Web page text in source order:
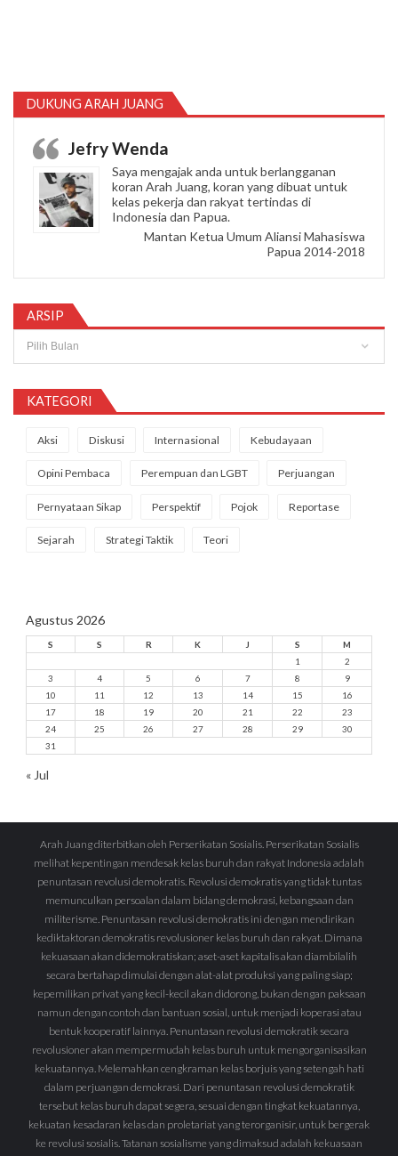
DUKUNG ARAH JUANG
Jefry Wenda
Saya mengajak anda untuk berlangganan
koran Arah Juang, koran yang dibuat untuk
kelas pekerja dan rakyat tertindas di
Indonesia dan Papua.
Mantan Ketua Umum Aliansi Mahasiswa
Papua 2014-2018
ARSIP
KATEGORI
Aksi Diskusi Internasional Kebudayaan
Opini Pembaca Perempuan dan LGBT Perjuangan
Pernyataan Sikap Perspektif Pojok Reportase
Sejarah Strategi Taktik Teori
Agustus 2026
S S R K J S
M
1
2
3
4 5 6 7 8
9
10
11 12 13 14 15
16
17
18 19 20 21 22
23
24
25 26 27 28 29
30
31
« Jul
Arah Juang diterbitkan oleh Perserikatan Sosialis. Perserikatan Sosialis
melihat kepentingan mendesak kelas buruh dan rakyat Indonesia adalah
penuntasan revolusi demokratis. Revolusi demokratis yang tidak tuntas
memunculkan persoalan dalam bidang demokrasi, kebangsaan dan
militerisme. Penuntasan revolusi demokratis ini dengan mendirikan
kediktaktoran demokratis revolusioner kelas buruh dan rakyat. Dimana
kekuasaan akan didemokratiskan; aset-aset kapitalis akan diambilalih
secara bertahap dimulai dengan alat-alat produksi yang paling siap;
kepemilikan privat yang kecil-kecil akan didorong, bukan dengan paksaan
namun dengan contoh dan bantuan sosial, untuk menjadi koperasi atau
bentuk kooperatif lainnya. Penuntasan revolusi demokratik secara
revolusioner akan mempermudah kelas buruh untuk mengorganisasikan
kekuatannya. Melemahkan cengkraman kelas borjuis yang setengah hati
dalam perjuangan demokrasi. Dari penuntasan revolusi demokratik
tersebut kelas buruh dapat segera, sesuai dengan tingkat kekuatannya,
kekuatan kesadaran kelas dan proletariat yang terorganisir, untuk bergerak
ke revolusi sosialis. Tatanan sosialisme yang dimaksud adalah kekuasaan